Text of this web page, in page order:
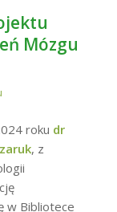
Mózgu
roku dr
, z
w Bibliotece